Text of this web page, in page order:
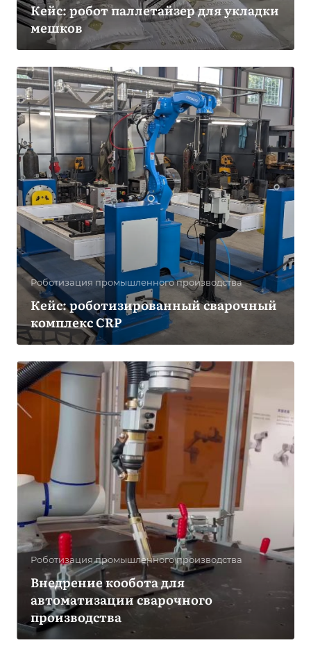
Кейс: робот паллетайзер для укладки
мешков
Роботизация промышленного производства
Кейс: роботизированный сварочный
комплекс CRP
Роботизация промышленного производства
Внедрение кообота для
автоматизации сварочного
производства